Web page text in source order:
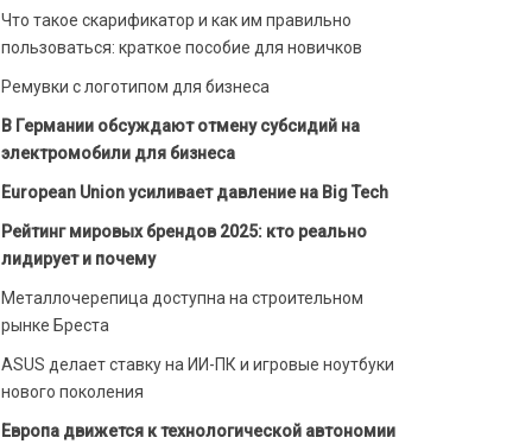
Что такое скарификатор и как им правильно
пользоваться: краткое пособие для новичков
Ремувки с логотипом для бизнеса
В Германии обсуждают отмену субсидий на
электромобили для бизнеса
European Union усиливает давление на Big Tech
Рейтинг мировых брендов 2025: кто реально
лидирует и почему
Металлочерепица доступна на строительном
рынке Бреста
ASUS делает ставку на ИИ-ПК и игровые ноутбуки
нового поколения
Европа движется к технологической автономии